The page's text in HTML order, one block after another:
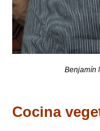
Benjamín
Cocina